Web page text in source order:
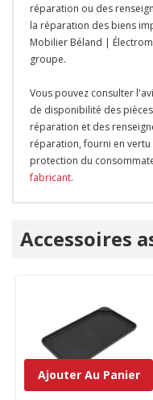
réparation ou des
la réparation des biens
Mobilier Béland |
groupe.
Vous pouvez consulter
de disponibilité des
réparation et des
réparation, fourni en vertu
protection du
fabricant.
Accessoires
Ajouter Au Panier